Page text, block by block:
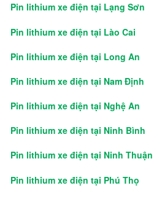
Pin lithium xe điện tại Lạng Sơn
Pin lithium xe điện tại Lào Cai
Pin lithium xe điện tại Long An
Pin lithium xe điện tại Nam Định
Pin lithium xe điện tại Nghệ An
Pin lithium xe điện tại Ninh Bình
Pin lithium xe điện tại Ninh Thuận
Pin lithium xe điện tại Phú Thọ